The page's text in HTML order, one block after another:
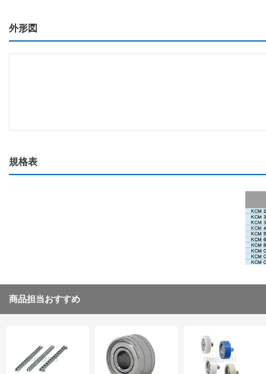
外形図
規格表
商品担当おすすめ